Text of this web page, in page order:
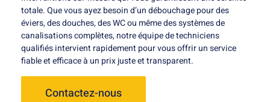
totale. Que vous ayez besoin d’un débouchage pour des
éviers, des douches, des WC ou même des systèmes de
canalisations complètes, notre équipe de techniciens
qualifiés intervient rapidement pour vous offrir un service
fiable et efficace à un prix juste et transparent.
Contactez-nous